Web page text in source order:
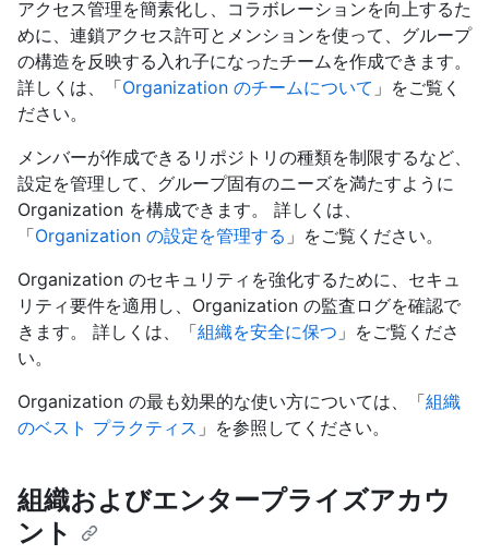
アクセス管理を簡素化し、コラボレーションを向上するた
めに、連鎖アクセス許可とメンションを使って、グループ
の構造を反映する入れ子になったチームを作成できます。
詳しくは、「Organization のチームについて 」をご覧く
ださい。
メンバーが作成できるリポジトリの種類を制限するなど、
設定を管理して、グループ固有のニーズを満たすように
Organization を構成できます。 詳しくは、
「Organization の設定を管理する 」をご覧ください。
Organization のセキュリティを強化するために、セキュ
リティ要件を適用し、Organization の監査ログを確認で
きます。 詳しくは、「組織を安全に保つ 」をご覧くださ
い。
Organization の最も効果的な使い方については、「組織
のベスト プラクティス 」を参照してください。
組織およびエンタープライズアカウ
ント